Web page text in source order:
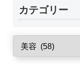
カテゴリー